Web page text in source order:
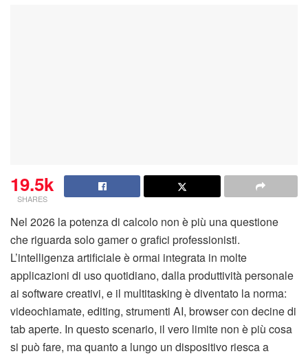
19.5k
SHARES
Nel 2026 la potenza di calcolo non è più una questione
che riguarda solo gamer o grafici professionisti.
L’intelligenza artificiale è ormai integrata in molte
applicazioni di uso quotidiano, dalla produttività personale
ai software creativi, e il multitasking è diventato la norma:
videochiamate, editing, strumenti AI, browser con decine di
tab aperte. In questo scenario, il vero limite non è più cosa
si può fare, ma quanto a lungo un dispositivo riesca a